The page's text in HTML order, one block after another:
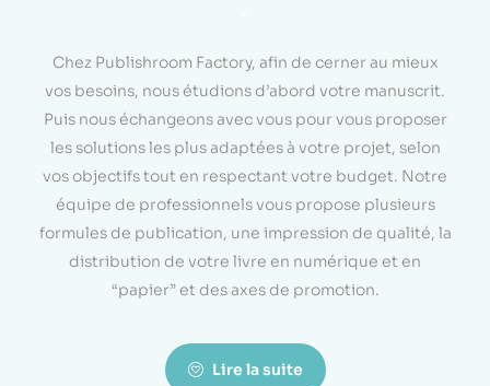
Chez Publishroom Factory, afin de cerner au mieux
vos besoins, nous étudions d’abord votre manuscrit.
Puis nous échangeons avec vous pour vous proposer
les solutions les plus adaptées à votre projet, selon
vos objectifs tout en respectant votre budget. Notre
équipe de professionnels vous propose plusieurs
formules de publication, une impression de qualité, la
distribution de votre livre en numérique et en
“papier” et des axes de promotion.
Lire la suite